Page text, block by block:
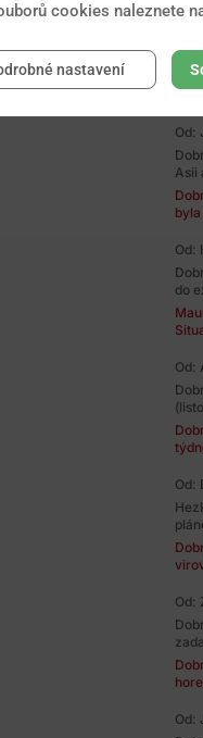
Od:
Od:
Asii
Od:
do
Od:
Od:
Od:
Od:
cookies naleznete
nastavení